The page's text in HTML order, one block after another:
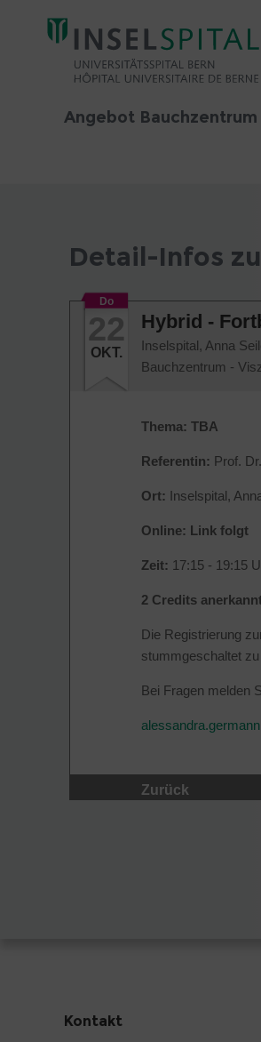
Angebot Bauchzentrum
Detail-Infos
Do
22
OKT.
Hybrid -
Inselspital, Anna
Bauchzentrum -
Thema: TBA
Referentin: Prof.
Ort: Inselspital,
Online: Link folgt
Zeit: 17:15 - 19:15
2 Credits
Die Registrierung
stummgeschaltet
Bei Fragen melden
Zurück
Kontakt